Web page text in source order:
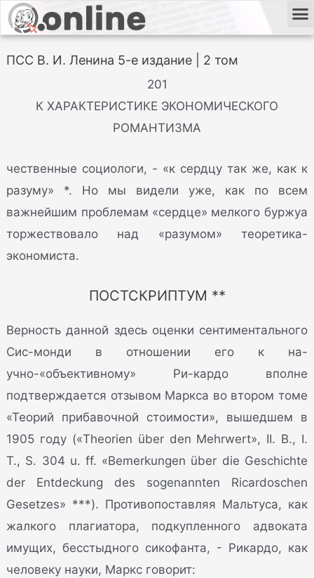
ПСС В. И. Ленина 5-е издание | 2 том
201
К ХАРАКТЕРИСТИКЕ ЭКОНОМИЧЕСКОГО
РОМАНТИЗМА
чественные социологи, - «к сердцу так же, как к
разуму» *. Но мы видели уже, как по всем
важнейшим проблемам «сердце» мелкого буржуа
торжествовало над «разумом» теоретика-
экономиста.
ПОСТСКРИПТУМ **
Верность данной здесь оценки сентиментального
Сис-монди в отношении его к на-
учно-«объективному» Ри-кардо вполне
подтверждается отзывом Маркса во втором томе
«Теорий прибавочной стоимости», вышедшем в
1905 году («Theorien über den Mehrwert», II. В., I.
T., S. 304 u. ff. «Bemerkungen über die Geschichte
der Entdeckung des sogenannten Ricardoschen
Gesetzes» ***). Противопоставляя Мальтуса, как
жалкого плагиатора, подкупленного адвоката
имущих, бесстыдного сикофанта, - Рикардо, как
человеку науки, Маркс говорит: